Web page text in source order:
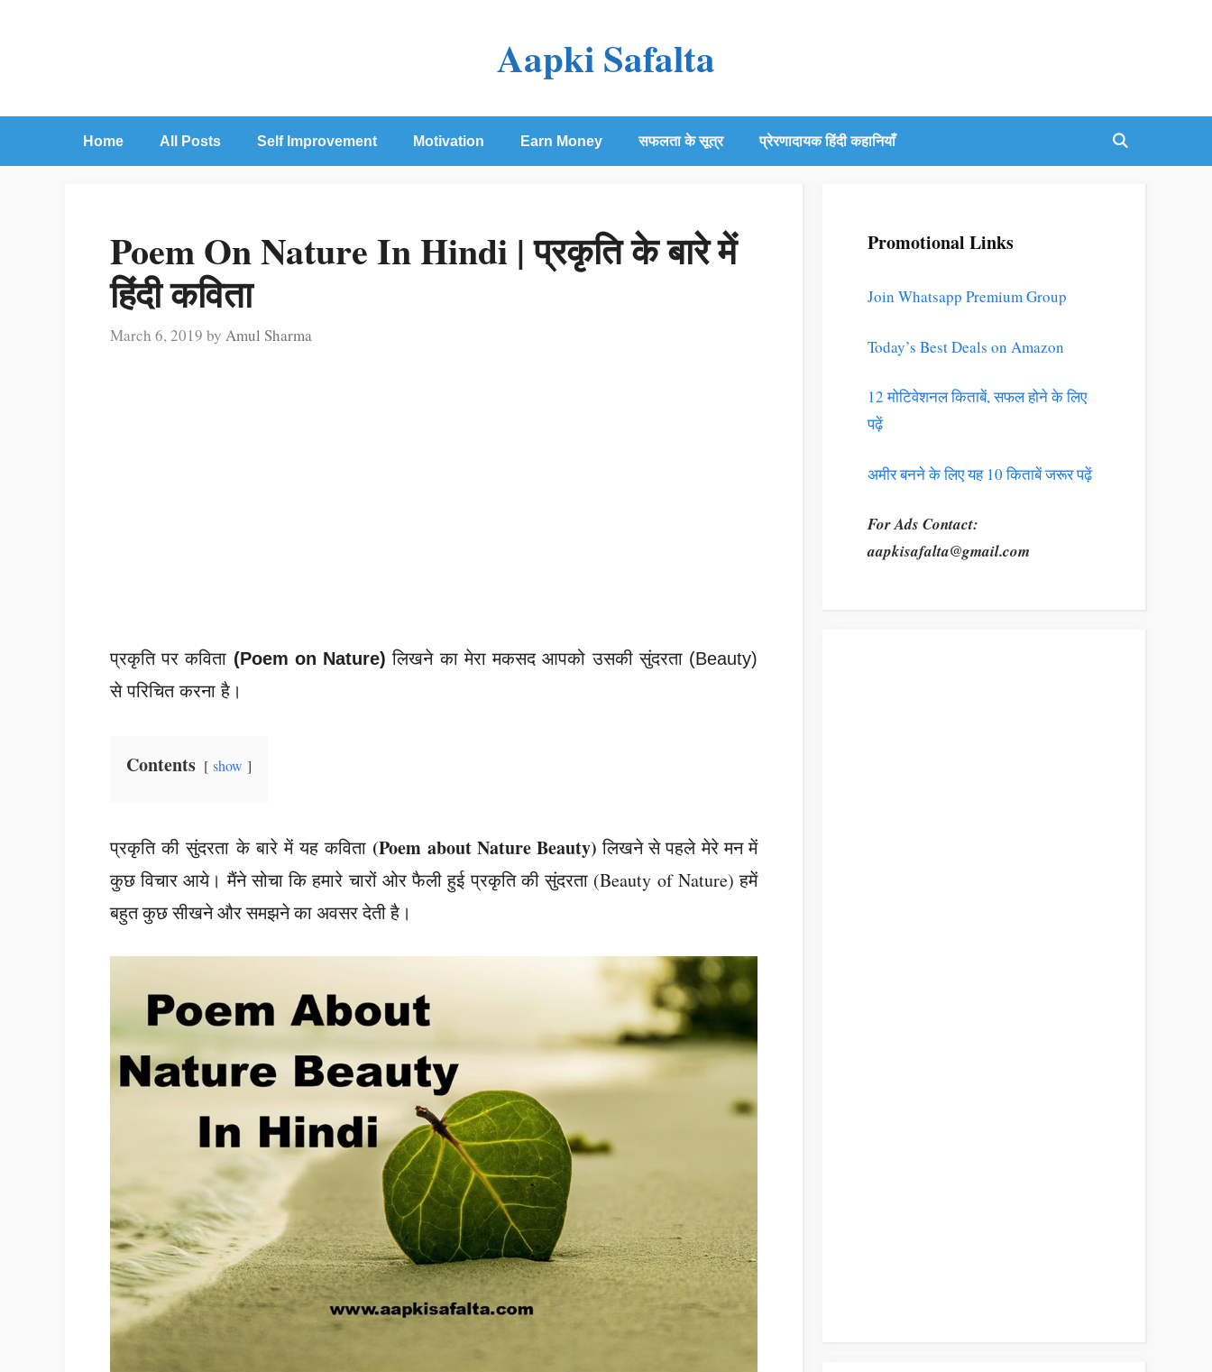
Aapki Safalta
Home All Posts Self Improvement Motivation Earn Money सफलता के सूत्र प्रेरणादायक हिंदी कहानियाँ
Poem On Nature In Hindi | प्रकृति के बारे में
हिंदी कविता
March 6, 2019 by Amul Sharma
प्रकृति पर कविता (Poem on Nature) लिखने का मेरा मकसद आपको उसकी सुंदरता (Beauty)
से परिचित करना है।
Contents show
प्रकृति की सुंदरता के बारे में यह कविता (Poem about Nature Beauty) लिखने से पहले मेरे मन में
कुछ विचार आये। मैंने सोचा कि हमारे चारों ओर फैली हुई प्रकृति की सुंदरता (Beauty of Nature) हमें
बहुत कुछ सीखने और समझने का अवसर देती है।
Promotional Links
Join Whatsapp Premium Group
Today’s Best Deals on Amazon
12 मोटिवेशनल किताबें, सफल होने के लिए
पढ़ें
अमीर बनने के लिए यह 10 किताबें जरूर पढ़ें
For Ads Contact:
aapkisafalta@gmail.com